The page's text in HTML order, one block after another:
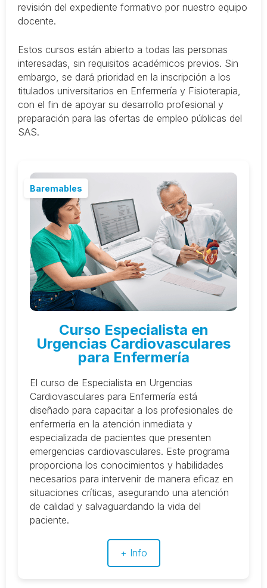
revisión del expediente formativo por nuestro equipo
docente.
Estos cursos están abierto a todas las personas
interesadas, sin requisitos académicos previos. Sin
embargo, se dará prioridad en la inscripción a los
titulados universitarios en Enfermería y Fisioterapia,
con el fin de apoyar su desarrollo profesional y
preparación para las ofertas de empleo públicas del
SAS.
Baremables
Curso Especialista en
Urgencias Cardiovasculares
para Enfermería
El curso de Especialista en Urgencias
Cardiovasculares para Enfermería está
diseñado para capacitar a los profesionales de
enfermería en la atención inmediata y
especializada de pacientes que presenten
emergencias cardiovasculares. Este programa
proporciona los conocimientos y habilidades
necesarios para intervenir de manera eficaz en
situaciones críticas, asegurando una atención
de calidad y salvaguardando la vida del
paciente.
+ Info